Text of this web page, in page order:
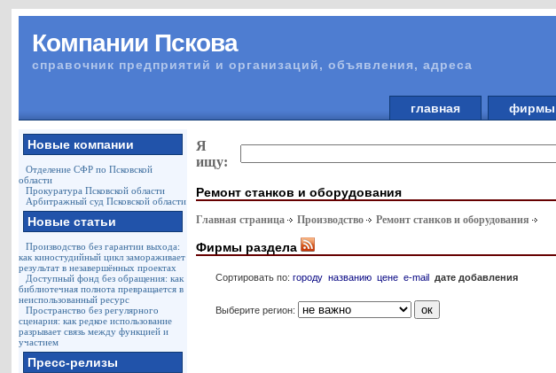
Компании Пскова
справочник предприятий и организаций, объявления, адреса
главная фирмы
Новые компании
Отделение СФР по Псковской
области
Прокуратура Псковской области
Арбитражный суд Псковской области
Новые статьи
Производство без гарантии выхода:
как киностудийный цикл замораживает
результат в незавершённых проектах
Доступный фонд без обращения: как
библиотечная полнота превращается в
неиспользованный ресурс
Пространство без регулярного
сценария: как редкое использование
разрывает связь между функцией и
участием
Пресс-релизы
Я
ищу:
Ремонт станков и оборудования
Главная страница Производство Ремонт станков и оборудования
Фирмы раздела
Сортировать по:городу названию цене e-mail дате добавления
Выберите регион: